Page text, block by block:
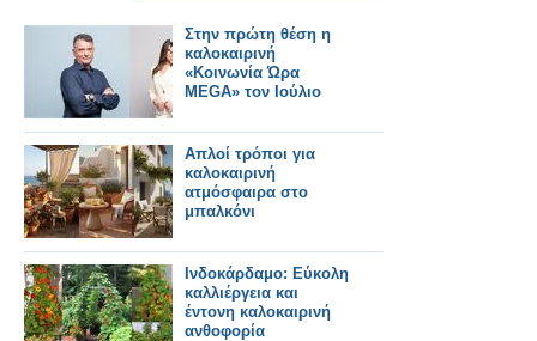
Στην πρώτη θέση η
καλοκαιρινή
«Κοινωνία Ώρα
MEGA» τον Ιούλιο
Απλοί τρόποι για
καλοκαιρινή
ατμόσφαιρα στο
μπαλκόνι
Ινδοκάρδαμο: Εύκολη
καλλιέργεια και
έντονη καλοκαιρινή
ανθοφορία